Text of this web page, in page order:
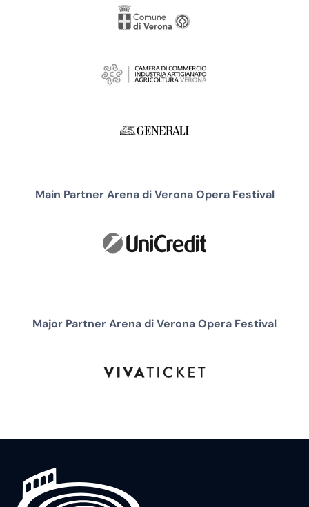
Main Partner Arena di Verona Opera Festival
Major Partner Arena di Verona Opera Festival